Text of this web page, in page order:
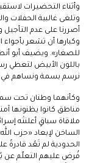
وأثناء التحضيرات
وتلغى غالبية الحفلات
أصررنا على عدم التأجيل
وكبارها أن تشعر
للصغار». ويضيف أبو
باللون الأبيض لتعطي
نرسم بسمة ونساهم في
وكأنهما وطنان تحت
مناطق كانوا يظنونها
ملاقاة سباقٍ أعلنتْه
الساخن لإبعاد «حزب
الحدودية لم تَعُد قادرةً
فُرض عليهم التعلّم عن